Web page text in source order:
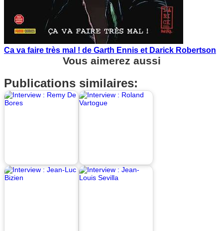
Ca va faire très mal ! de Garth Ennis et Darick Robertson
Vous aimerez aussi
Publications similaires: